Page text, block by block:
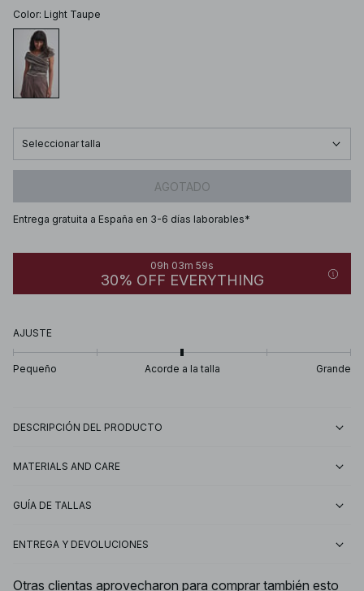
Color: Light Taupe
Seleccionar talla
AGOTADO
Entrega gratuita a España en 3-6 días laborables*
09h 03m 59s
30% OFF EVERYTHING
AJUSTE
Pequeño Acorde a la talla Grande
DESCRIPCIÓN DEL PRODUCTO
MATERIALS AND CARE
GUÍA DE TALLAS
ENTREGA Y DEVOLUCIONES
Otras clientas aprovecharon para comprar también esto